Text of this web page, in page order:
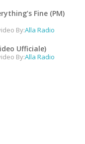
Fine (PM)
By:Alla Radio
Ufficiale)
By:Alla Radio